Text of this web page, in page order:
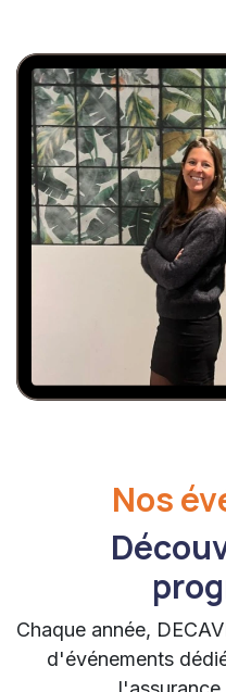
Nos
Chaque année,
d'événements